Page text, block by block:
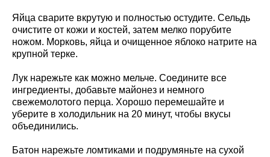
Яйца сварите вкрутую и полностью остудите. Сельдь
очистите от кожи и костей, затем мелко порубите
ножом. Морковь, яйца и очищенное яблоко натрите на
крупной терке.
Лук нарежьте как можно мельче. Соедините все
ингредиенты, добавьте майонез и немного
свежемолотого перца. Хорошо перемешайте и
уберите в холодильник на 20 минут, чтобы вкусы
объединились.
Батон нарежьте ломтиками и подрумяньте на сухой